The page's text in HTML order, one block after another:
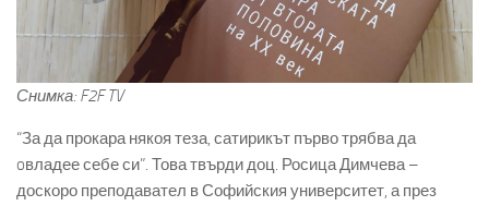
Снимка: F2F TV
“За да прокара някоя теза, сатирикът първо трябва да
oвладее себе си”. Това твърди доц. Росица Димчева –
доскоро преподавател в Софийския университет, а през